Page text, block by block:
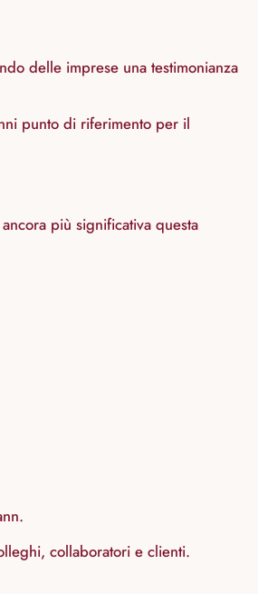
delle imprese una testimonianza
punto di riferimento per il
più significativa questa
collaboratori e clienti.